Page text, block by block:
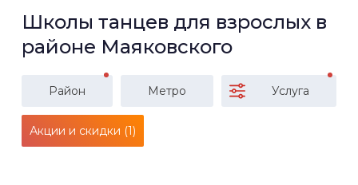
Школы танцев для взрослых в
районе Маяковского
Район Метро Услуга
Акции и скидки (1)